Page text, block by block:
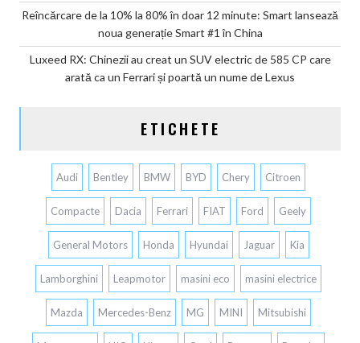
Reîncărcare de la 10% la 80% în doar 12 minute: Smart lansează
noua generație Smart #1 în China
Luxeed RX: Chinezii au creat un SUV electric de 585 CP care
arată ca un Ferrari și poartă un nume de Lexus
ETICHETE
Audi Bentley BMW BYD Chery Citroen
Compacte Dacia Ferrari FIAT Ford Geely
General Motors Honda Hyundai Jaguar Kia
Lamborghini Leapmotor masini eco masini electrice
Mazda Mercedes-Benz MG MINI Mitsubishi